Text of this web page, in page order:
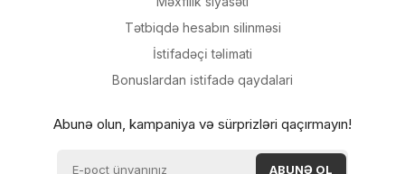
Tətbiqdə hesabın silinməsi
İsti̇fadəçi̇ təli̇mati
Bonuslardan i̇sti̇fadə qaydalari
Abunə olun, kampaniya və sürprizləri qaçırmayın!